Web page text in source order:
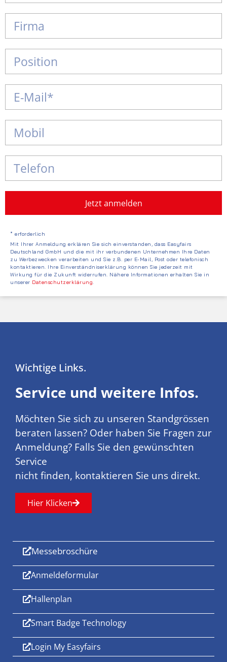
Jetzt anmelden
* erforderlich
Mit Ihrer Anmeldung erklären Sie sich einverstanden, dass Easyfairs
Deutschland GmbH und die mit ihr verbundenen Unternehmen Ihre Daten
zu Werbezwecken verarbeiten und Sie z.B. per E-Mail, Post oder telefonisch
kontaktieren. Ihre Einverständniserklärung können Sie jederzeit mit
Wirkung für die Zukunft widerrufen. Nähere Informationen erhalten Sie in
unserer Datenschutzerklärung.
Wichtige Links.
Service und weitere Infos.
Möchten Sie sich zu unseren Standgrössen
beraten lassen? Oder haben Sie Fragen zur
Anmeldung? Falls Sie den gewünschten
Service
nicht finden, kontaktieren Sie uns direkt.
Hier Klicken
Messebroschüre
Anmeldeformular
Hallenplan
Smart Badge Technology
Login My Easyfairs